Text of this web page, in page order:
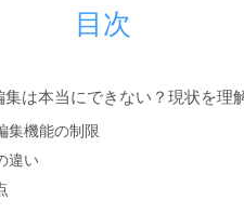
目次
は本当にできない？現状を理
集機能の制限
違い